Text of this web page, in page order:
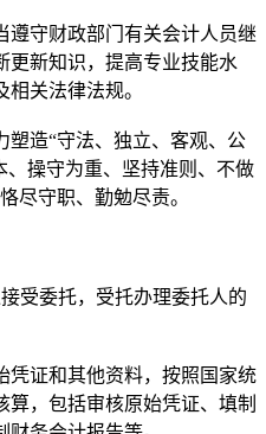
守财政部门有关会计人员继
更新知识，提高专业技能水
关法律法规。
造“守法、独立、客观、公
、操守为重、坚持准则、不做
尽守职、勤勉尽责。
委托，受托办理委托人的
证和其他资料，按照国家统
，包括审核原始凭证、填制